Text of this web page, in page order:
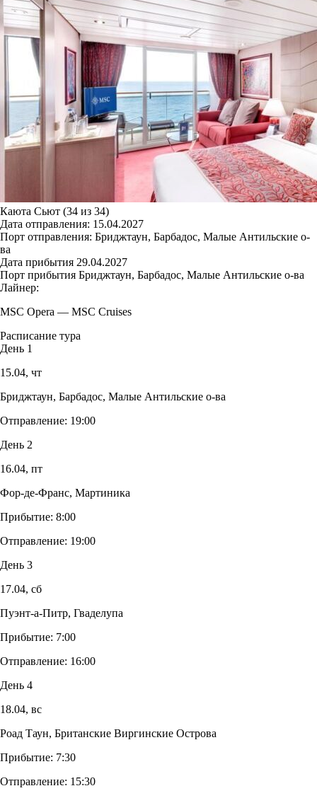
Каюта Сьют (34 из 34)
Дата отправления: 15.04.2027
Порт отправления: Бриджтаун, Барбадос, Малые Антильские о-
ва
Дата прибытия 29.04.2027
Порт прибытия Бриджтаун, Барбадос, Малые Антильские о-ва
Лайнер:
MSC Opera — MSC Cruises
Расписание тура
День 1
15.04, чт
Бриджтаун, Барбадос, Малые Антильские о-ва
Отправление: 19:00
День 2
16.04, пт
Фор-де-Франс, Мартиника
Прибытие: 8:00
Отправление: 19:00
День 3
17.04, сб
Пуэнт-а-Питр, Гваделупа
Прибытие: 7:00
Отправление: 16:00
День 4
18.04, вс
Роад Таун, Британские Виргинские Острова
Прибытие: 7:30
Отправление: 15:30